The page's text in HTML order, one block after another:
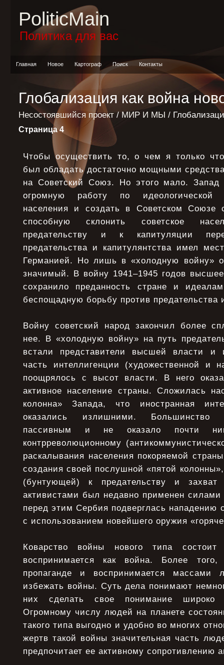
PoliticMain
Политика для вас
Главная Новое Картограф Поиск Контакты
Глобализация как война
Несостоявшийся проект / МИР И МЫ /
Страница 4
Чтобы осуществить то, о чем я только
был обладать достаточно мощными
на Советский Союз. Но этого мало. Запад
огромную работу по идеологической
населения и создать в Советском Союзе
способную склонить советское
предательству и к капитуляции
предательства и капитулянтства имел
Германией. Но лишь в «холодную войну»
значимый. В войну 1941–1945 годов высшее
сохранило преданность стране и
беспощадную борьбу против предательства
Войну советский народ закончил более
нее. В «холодную войну» на путь
встали представители высшей власти и
часть интеллигенции (художественной и
поощрялось с высот власти. В него
активное население страны. Сложилась
колонна» Запада, что иностранная
оказались излишними. Большинство
пассивным и не оказало почти
контрреволюционному
раскалывания населения покоряемой
создания своей послушной «пятой
(бунтующей) к предательству и захват
активистами был недавно применен
перед этим Сербия подверглась
с использованием новейшего оружия
Коварство войны нового типа
воспринимается как война. Более
пропаганде и воспринимается массами
избежать войны. Суть дела понимают
них сделать свое понимание широко
Огромному числу людей на планете
такого типа выгодно и удобно во многих
жертв такой войны значительная часть
предпочитает ее активному сопротивлению